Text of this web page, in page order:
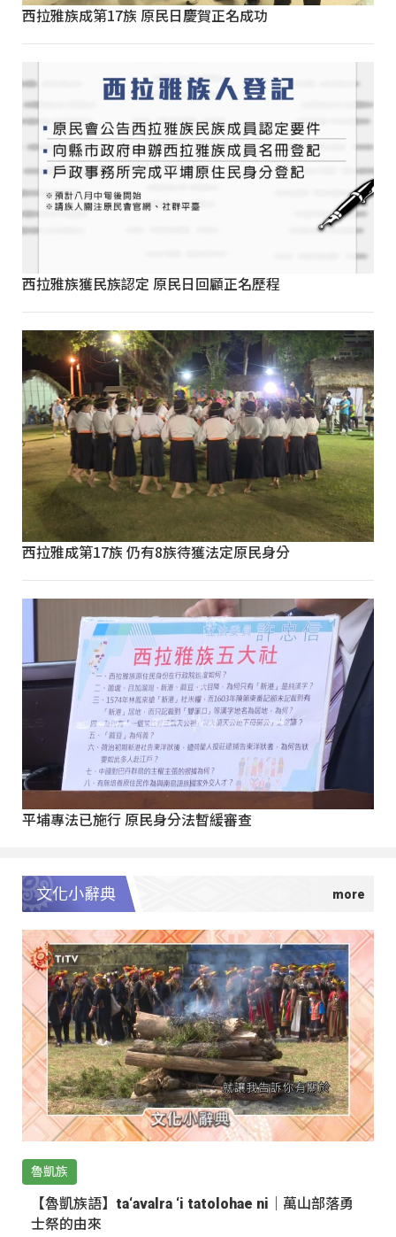
西拉雅族成第17族 原民日慶賀正名成功
西拉雅族獲民族認定 原民日回顧正名歷程
西拉雅成第17族 仍有8族待獲法定原民身分
平埔專法已施行 原民身分法暫緩審查
文化小辭典
魯凱族
【魯凱族語】ta‘avalra ‘i tatolohae ni｜萬山部落勇
士祭的由來